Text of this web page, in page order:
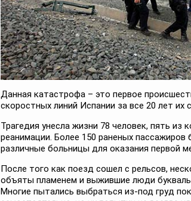
Данная катастрофа – это первое
скоростных линий Испании за все 20 лет их
Трагедия унесла жизни 78 человек, пять из
реанимации. Более 150 раненых
различные больницы для оказания первой
После того как поезд сошел с рельсов,
объяты пламенем и выжившие люди
Многие пытались выбраться из-под груд